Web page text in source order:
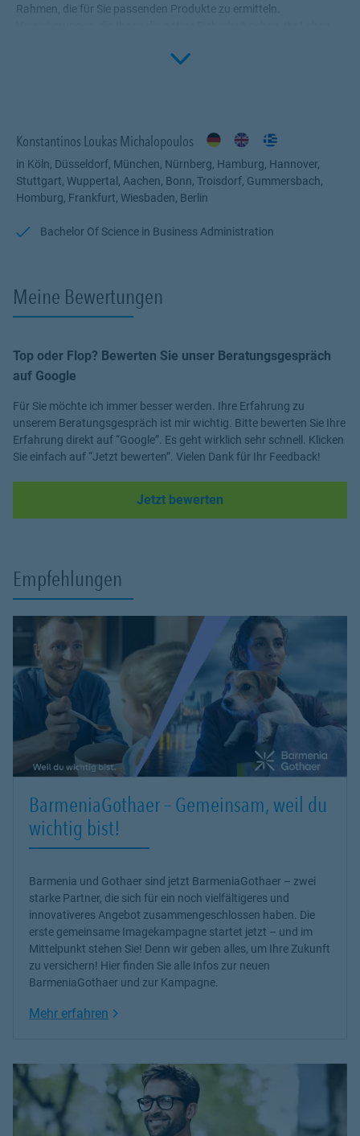
Rahmen, die für Sie passenden Produkte zu ermitteln.
Fachwissen, meiner Begeisterung für alle Fragen rund um das
Click to
Konstantinos Loukas Michalopoulos
in Köln, Düsseldorf, München, Nürnberg, Hamburg, Hannover,
Stuttgart, Wuppertal, Aachen, Bonn, Troisdorf, Gummersbach,
Homburg, Frankfurt, Wiesbaden, Berlin
Bachelor Of Science in Business Administration
Meine Bewertungen
Top oder Flop? Bewerten Sie unser Beratungsgespräch
auf Google
Für Sie möchte ich immer besser werden. Ihre Erfahrung zu
unserem Beratungsgespräch ist mir wichtig. Bitte bewerten Sie Ihre
Erfahrung direkt auf “Google”. Es geht wirklich sehr schnell. Klicken
Sie einfach auf “Jetzt bewerten”. Vielen Dank für Ihr Feedback!
Jetzt bewerten
Empfehlungen
BarmeniaGothaer – Gemeinsam, weil du
wichtig bist!
Barmenia und Gothaer sind jetzt BarmeniaGothaer – zwei
starke Partner, die sich für ein noch vielfältigeres und
innovativeres Angebot zusammengeschlossen haben. Die
erste gemeinsame Imagekampagne startet jetzt – und im
Mittelpunkt stehen Sie! Denn wir geben alles, um Ihre Zukunft
zu versichern! Hier finden Sie alle Infos zur neuen
BarmeniaGothaer und zur Kampagne.
Mehr erfahren Link Opens in New Tab